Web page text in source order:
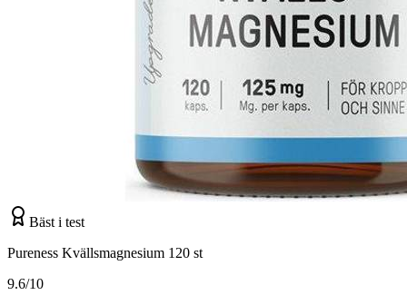
Bäst i test
Pureness Kvällsmagnesium 120 st
9.6/10